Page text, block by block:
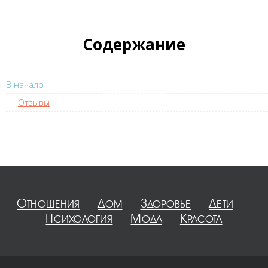
Содержание
В начало
Отзывы
Отношения Дом Здоровье
Дети
Психология
Мода Красота